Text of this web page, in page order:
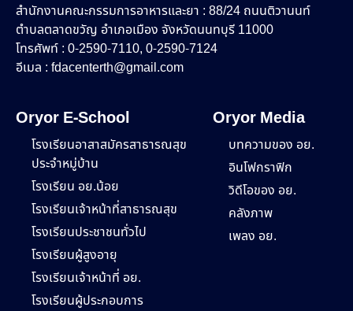
สำนักงานคณะกรรมการอาหารและยา : 88/24 ถนนติวานนท์
ตำบลตลาดขวัญ อำเภอเมือง จังหวัดนนทบุรี 11000
โทรศัพท์ : 0-2590-7110, 0-2590-7124
อีเมล : fdacenterth@gmail.com
Oryor E-School
โรงเรียนอาสาสมัครสาธารณสุข
ประจำหมู่บ้าน
โรงเรียน อย.น้อย
โรงเรียนเจ้าหน้าที่สาธารณสุข
โรงเรียนประชาชนทั่วไป
โรงเรียนผู้สูงอายุ
โรงเรียนเจ้าหน้าที่ อย.
โรงเรียนผู้ประกอบการ
Oryor Media
บทความของ อย.
อินโฟกราฟิก
วิดีโอของ อย.
คลังภาพ
เพลง อย.